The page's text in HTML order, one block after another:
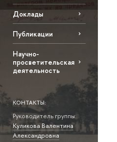
Доклады
Публикации
Научно-
просветительская
деятельность
КОНТАКТЫ:
Руководитель группы:
Куликова Валентина
Александровна